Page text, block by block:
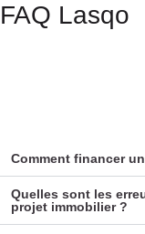
FAQ Lasqo
Comment financer
Quelles sont les
projet immobilier ?